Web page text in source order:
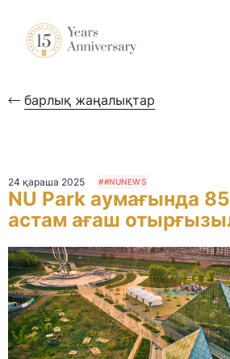
барлық жаңалықтар
24 қараша 2025 ##NUNEWS
NU Park аумағында
астам ағаш